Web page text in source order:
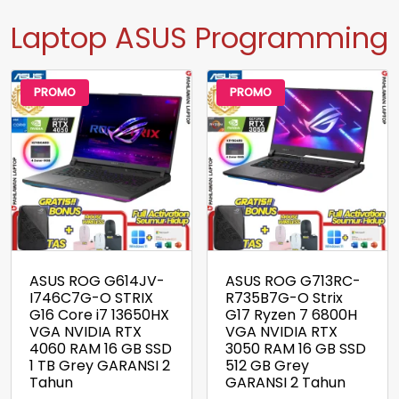
Laptop ASUS Programming
PROMO
ASUS ROG G614JV-
I746C7G-O STRIX
G16 Core i7 13650HX
VGA NVIDIA RTX
4060 RAM 16 GB SSD
1 TB Grey GARANSI 2
Tahun
PROMO
ASUS ROG G713RC-
R735B7G-O Strix
G17 Ryzen 7 6800H
VGA NVIDIA RTX
3050 RAM 16 GB SSD
512 GB Grey
GARANSI 2 Tahun